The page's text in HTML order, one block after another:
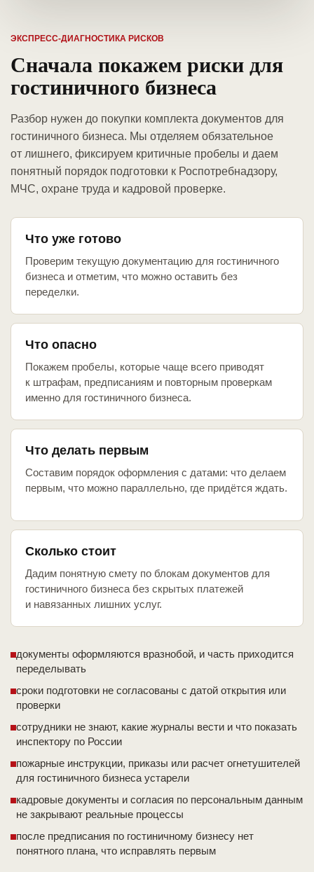
ЭКСПРЕСС-ДИАГНОСТИКА РИСКОВ
Сначала покажем риски для
гостиничного бизнеса
Разбор нужен до покупки комплекта документов для
гостиничного бизнеса. Мы отделяем обязательное
от лишнего, фиксируем критичные пробелы и даем
понятный порядок подготовки к Роспотребнадзору,
МЧС, охране труда и кадровой проверке.
Что уже готово
Проверим текущую документацию для гостиничного
бизнеса и отметим, что можно оставить без
переделки.
Что опасно
Покажем пробелы, которые чаще всего приводят
к штрафам, предписаниям и повторным проверкам
именно для гостиничного бизнеса.
Что делать первым
Составим порядок оформления с датами: что делаем
первым, что можно параллельно, где придётся ждать.
Сколько стоит
Дадим понятную смету по блокам документов для
гостиничного бизнеса без скрытых платежей
и навязанных лишних услуг.
документы оформляются вразнобой, и часть приходится
переделывать
сроки подготовки не согласованы с датой открытия или
проверки
сотрудники не знают, какие журналы вести и что показать
инспектору по России
пожарные инструкции, приказы или расчет огнетушителей
для гостиничного бизнеса устарели
кадровые документы и согласия по персональным данным
не закрывают реальные процессы
после предписания по гостиничному бизнесу нет
понятного плана, что исправлять первым